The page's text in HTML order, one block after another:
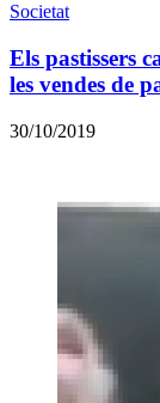
Societat
​Els pastissers
les vendes de
30/10/2019